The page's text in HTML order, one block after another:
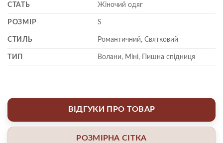
СТАТЬ Жіночий одяг
РОЗМІР S
СТИЛЬ Романтичний, Святковий
ТИП Волани, Міні, Пишна спідниця
ВІДГУКИ ПРО ТОВАР
РОЗМІРНА СІТКА